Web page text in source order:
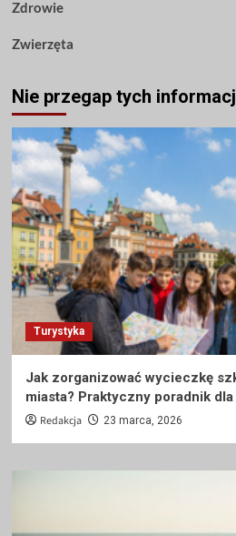
Zdrowie
Zwierzęta
Nie przegap tych
Turystyka
Jak zorganizować wycieczkę
miasta? Praktyczny poradnik
Redakcja 23 marca, 2026